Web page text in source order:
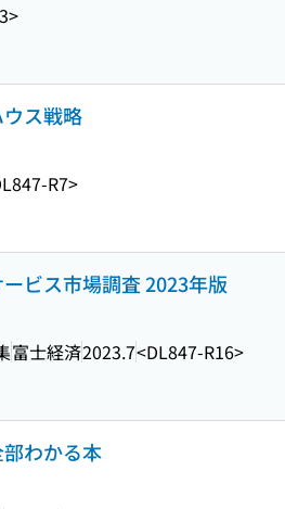
ウス戦略
R7>
ビス市場調査 2023年版
富士経済2023.7<DL847-R16>
わかる本